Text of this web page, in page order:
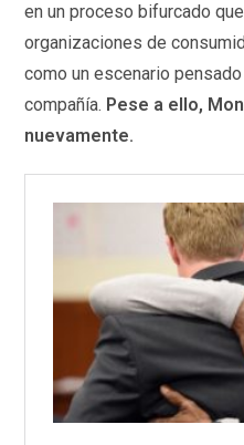
en un proceso bifurcado
organizaciones de
como un escenario
compañía. Pese a ello,
nuevamente.